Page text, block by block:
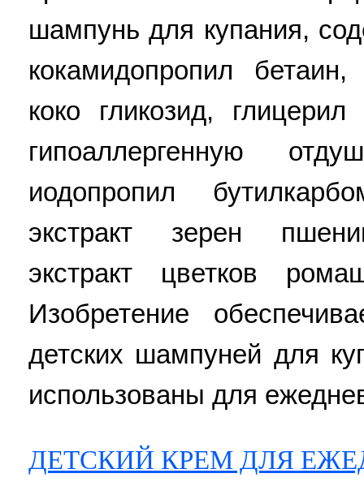
шампунь для купания,
кокамидопропил
коко гликозид,
гипоаллергенную
иодопропил
экстракт зерен
экстракт цветков
Изобретение
детских шампуней для
использованы для
ДЕТСКИЙ КРЕМ ДЛЯ